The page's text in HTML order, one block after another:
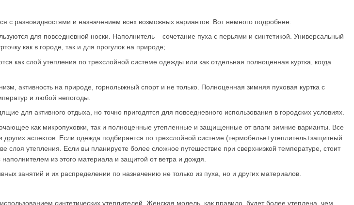
с разновидностями и назначением всех возможных вариантов. Вот немного подробнее:
для повседневной носки. Наполнитель – сочетание пуха с перьями и синтетикой. Универсальный
как в городе, так и для прогулок на природе;
как слой утепления по трехслойной системе одежды или как отдельная полноценная куртка, когда
активность на природе, горнолыжный спорт и не только. Полноценная зимняя пуховая куртка с
и любой непогоды.
для активного отдыха, но точно пригодятся для повседневного использования в городских условиях.
как микропуховки, так и полноценные утепленные и защищенные от влаги зимние варианты. Все
других аспектов. Если одежда подбирается по трехслойной системе (термобелье+утеплитель+защитный
слоя утепления. Если вы планируете более сложное путешествие при сверхнизкой температуре, стоит
из этого материала и защитой от ветра и дождя.
занятий и их распределении по назначению не только из пуха, но и других материалов.
синтетических утеплителей. Женская модель, как правило, будет более утеплена, чем